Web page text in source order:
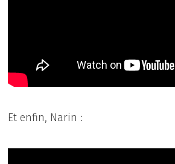
Et enfin, Narin :